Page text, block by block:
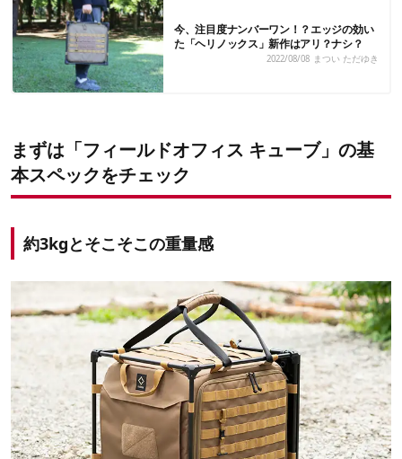
今、注目度ナンバーワン！？エッジの効い
た「ヘリノックス」新作はアリ？ナシ？
2022/08/08 まつい ただゆき
まずは「フィールドオフィス キューブ」の基
本スペックをチェック
約3kgとそこそこの重量感